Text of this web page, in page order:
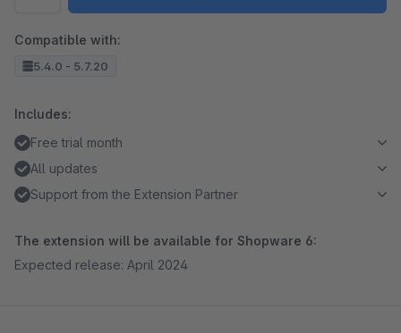
Compatible with:
5.4.0 - 5.7.20
Includes:
Free trial month
All updates
Support from the Extension Partner
The extension will be available for Shopware 6:
Expected release: April 2024